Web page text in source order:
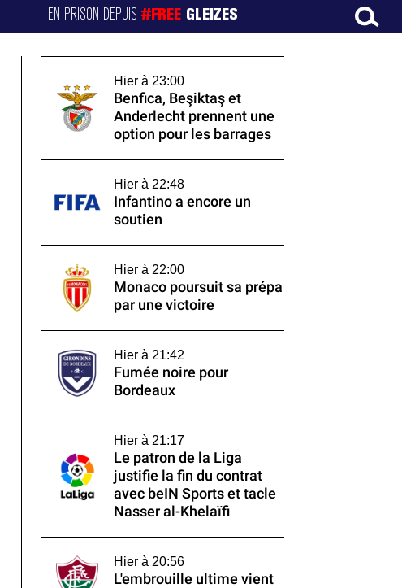
EN PRISON DEPUIS#FREE GLEIZES
Hier à 23:00
Benfica, Beşiktaş et
Anderlecht prennent une
option pour les barrages
Hier à 22:48
Infantino a encore un
soutien
Hier à 22:00
Monaco poursuit sa prépa
par une victoire
Hier à 21:42
Fumée noire pour
Bordeaux
Hier à 21:17
Le patron de la Liga
justifie la fin du contrat
avec beIN Sports et tacle
Nasser al-Khelaïfi
Hier à 20:56
L'embrouille ultime vient